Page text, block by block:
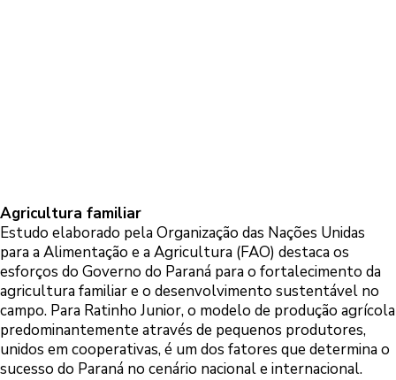
Agricultura familiar
Estudo elaborado pela Organização das Nações Unidas
para a Alimentação e a Agricultura (FAO) destaca os
esforços do Governo do Paraná para o fortalecimento da
agricultura familiar e o desenvolvimento sustentável no
campo. Para Ratinho Junior, o modelo de produção agrícola
predominantemente através de pequenos produtores,
unidos em cooperativas, é um dos fatores que determina o
sucesso do Paraná no cenário nacional e internacional.